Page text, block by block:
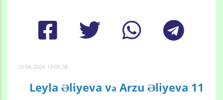
10-06-2026 19:06:38
Leyla Əliyeva və Arzu Əliyeva 11